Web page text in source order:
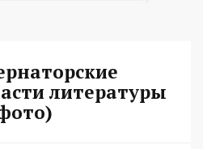
литературы